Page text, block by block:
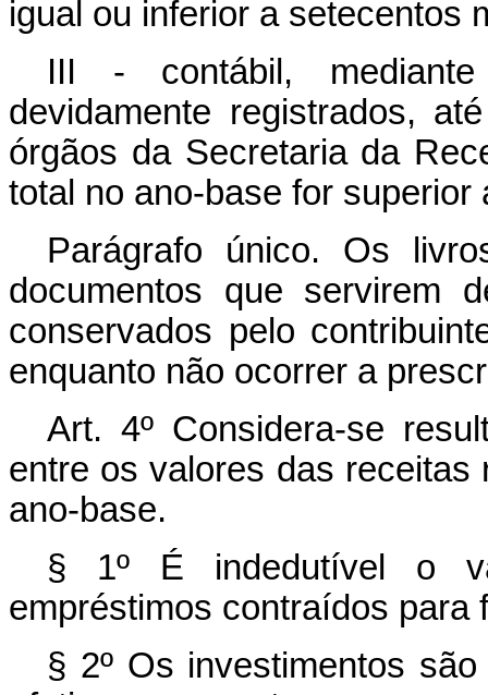
igual ou inferior a setecentos
III - contábil,
devidamente registrados,
órgãos da Secretaria da
total no ano-base for
Parágrafo único. Os
documentos que servirem
conservados pelo
enquanto não ocorrer a
Art. 4º Considera-se
entre os valores das
ano-base.
§ 1º É indedutível o
empréstimos contraídos para
§ 2º Os investimentos